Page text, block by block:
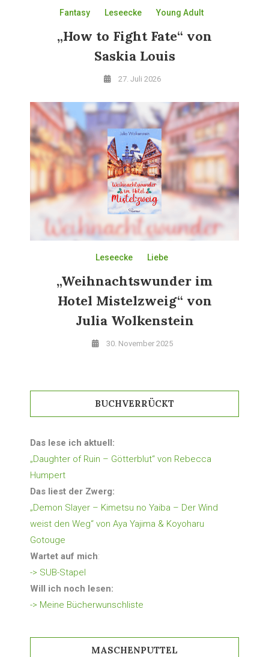
Fantasy Leseecke Young Adult
„How to Fight Fate“ von
Saskia Louis
27. Juli 2026
Leseecke Liebe
„Weihnachtswunder im
Hotel Mistelzweig“ von
Julia Wolkenstein
30. November 2025
BUCHVERRÜCKT
Das lese ich aktuell:
„Daughter of Ruin – Götterblut“ von Rebecca
Humpert
Das liest der Zwerg:
„Demon Slayer – Kimetsu no Yaiba – Der Wind
weist den Weg“ von Aya Yajima & Koyoharu
Gotouge
Wartet auf mich:
-> SUB-Stapel
Will ich noch lesen:
-> Meine Bücherwunschliste
MASCHENPUTTEL